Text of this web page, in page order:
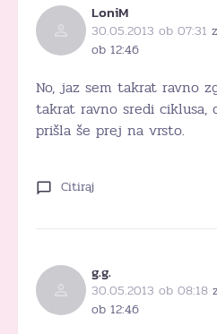
LoniM
30.05.2013 ob 07:31
ob 12:46
No, jaz sem takrat ravno
takrat ravno sredi ciklusa,
prišla še prej na vrsto.
Citiraj
g.g.
30.05.2013 ob 08:18
ob 12:46